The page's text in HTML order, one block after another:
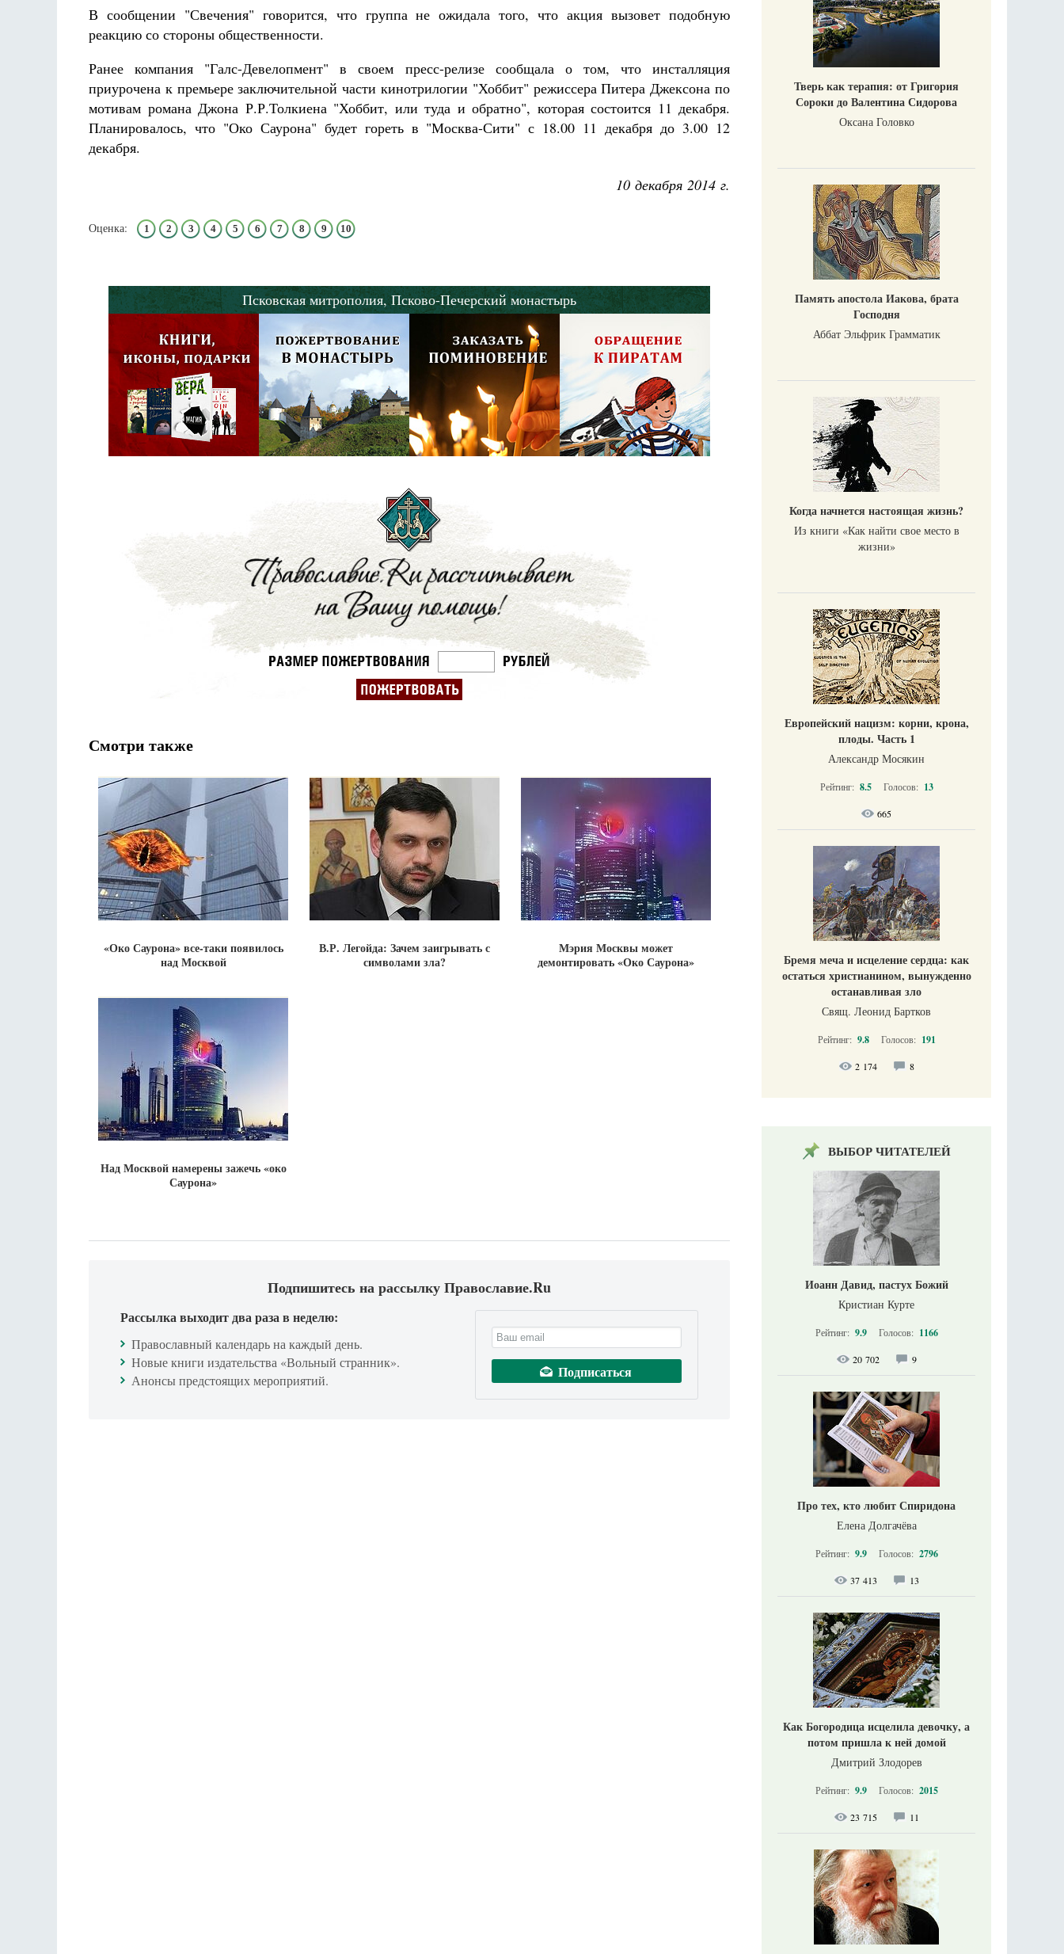
В сообщении "Свечения" говорится, что группа не ожидала того, что акция вызовет подобную
реакцию со стороны общественности.
Ранее компания "Галс-Девелопмент" в своем пресс-релизе сообщала о том, что инсталляция
приурочена к премьере заключительной части кинотрилогии "Хоббит" режиссера Питера Джексона по
мотивам романа Джона Р.Р.Толкиена "Хоббит, или туда и обратно", которая состоится 11 декабря.
Планировалось, что "Око Саурона" будет гореть в "Москва-Сити" с 18.00 11 декабря до 3.00 12
декабря.
10 декабря 2014 г.
Оценка: 1 2 3 4 5 6 7 8 9 10
Псковская митрополия, Псково-Печерский монастырь
Смотри также
«Око Саурона» все-таки появилось
над Москвой
В.Р. Легойда: Зачем заигрывать с
символами зла?
Мэрия Москвы может
демонтировать «Око Саурона»
Над Москвой намерены зажечь «око
Саурона»
Подпишитесь на рассылку Православие.Ru
Рассылка выходит два раза в неделю:
Православный календарь на каждый день.
Новые книги издательства «Вольный странник».
Анонсы предстоящих мероприятий.
Тверь как терапия: от Григория
Сороки до Валентина Сидорова
Оксана Головко
Память апостола Иакова, брата
Господня
Аббат Эльфрик Грамматик
Когда начнется настоящая жизнь?
Из книги «Как найти свое место в
жизни​»
Европейский нацизм: корни, крона,
плоды. Часть 1
Александр Мосякин
Рейтинг: 8.5 Голосов: 13
665
Бремя меча и исцеление сердца: как
остаться христианином, вынужденно
останавливая зло
Свящ. Леонид Бартков
Рейтинг: 9.8 Голосов: 191
2 174 8
ВЫБОР ЧИТАТЕЛЕЙ
Иоанн Давид, пастух Божий
Кристиан Курте
Рейтинг: 9.9 Голосов: 1166
20 702 9
Про тех, кто любит Спиридона
Елена Долгачёва
Рейтинг: 9.9 Голосов: 2796
37 413 13
Как Богородица исцелила девочку, а
потом пришла к ней домой
Дмитрий Злодорев
Рейтинг: 9.9 Голосов: 2015
23 715 11